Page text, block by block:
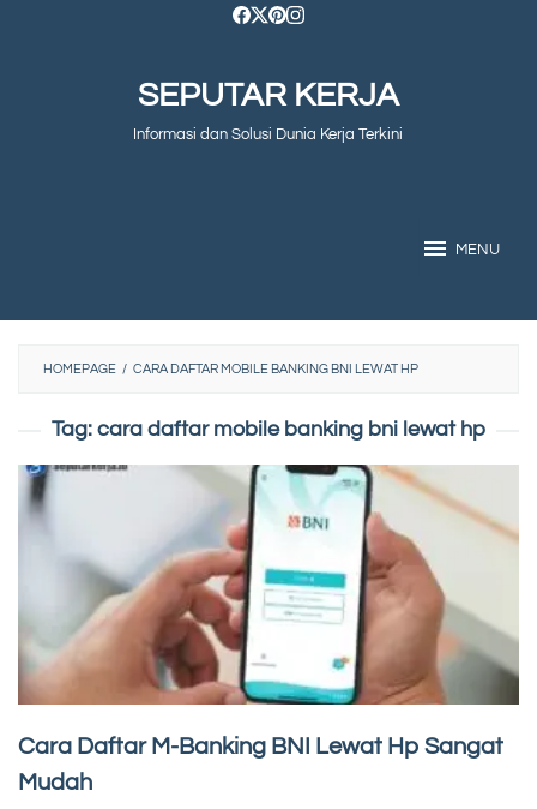
SEPUTAR KERJA
Informasi dan Solusi Dunia Kerja Terkini
MENU
HOMEPAGE / CARA DAFTAR MOBILE BANKING BNI LEWAT HP
Tag: cara daftar mobile banking bni lewat hp
Cara Daftar M-Banking BNI Lewat Hp Sangat
Mudah